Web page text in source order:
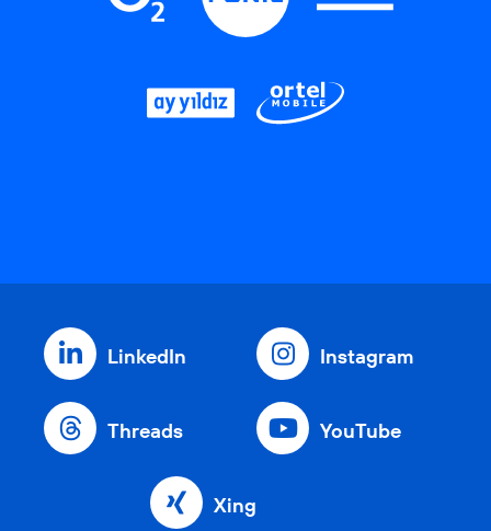
LinkedIn Instagram
Threads YouTube
Xing